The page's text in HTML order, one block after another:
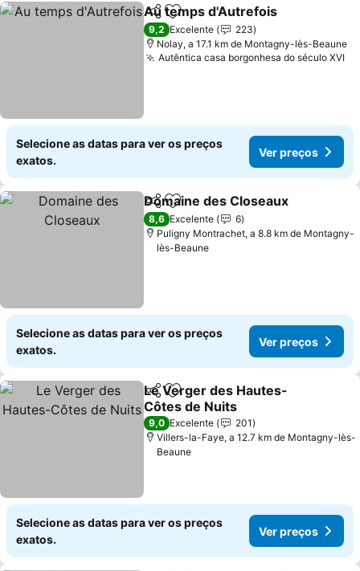
PartilharAdicionar aos favoritos
Au temps d'Autrefois
9,2 Excelente
223
Nolay, a 17.1 km de Montagny-lès-Beaune
Autêntica casa borgonhesa do século XVI
Selecione as datas para ver os preços
exatos.
Ver preços
PartilharAdicionar aos favoritos
Domaine des Closeaux
8,6 Excelente
6
Puligny Montrachet, a 8.8 km de Montagny-
lès-Beaune
Selecione as datas para ver os preços
exatos.
Ver preços
PartilharAdicionar aos favoritos
Le Verger des Hautes-
Côtes de Nuits
Ver preços
9,0 Excelente
201
Villers-la-Faye, a 12.7 km de Montagny-lès-
Beaune
Selecione as datas para ver os preços
exatos.
Ver preços